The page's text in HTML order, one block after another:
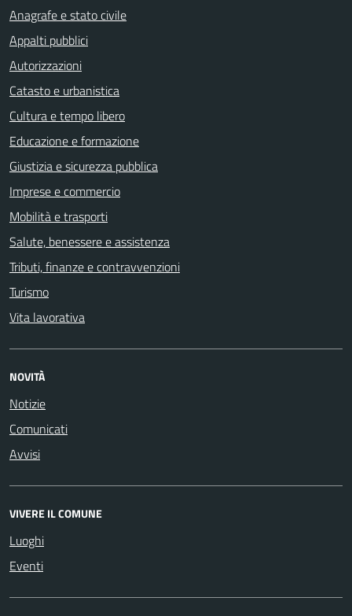
Anagrafe e stato civile
Appalti pubblici
Autorizzazioni
Catasto e urbanistica
Cultura e tempo libero
Educazione e formazione
Giustizia e sicurezza pubblica
Imprese e commercio
Mobilità e trasporti
Salute, benessere e assistenza
Tributi, finanze e contravvenzioni
Turismo
Vita lavorativa
NOVITÀ
Notizie
Comunicati
Avvisi
VIVERE IL COMUNE
Luoghi
Eventi